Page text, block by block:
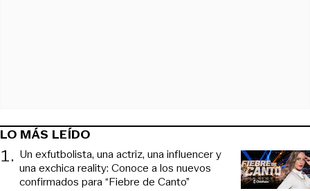
LO MÁS LEÍDO
1. Un exfutbolista, una actriz, una influencer y
una exchica reality: Conoce a los nuevos
confirmados para “Fiebre de Canto”